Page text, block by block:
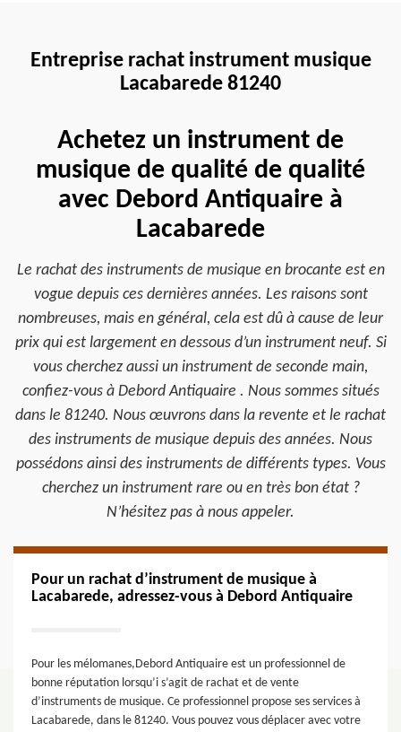
Entreprise rachat instrument musique
Lacabarede 81240
Achetez un instrument de
musique de qualité de qualité
avec Debord Antiquaire à
Lacabarede
Le rachat des instruments de musique en brocante est en
vogue depuis ces dernières années. Les raisons sont
nombreuses, mais en général, cela est dû à cause de leur
prix qui est largement en dessous d’un instrument neuf. Si
vous cherchez aussi un instrument de seconde main,
confiez-vous à Debord Antiquaire . Nous sommes situés
dans le 81240. Nous œuvrons dans la revente et le rachat
des instruments de musique depuis des années. Nous
possédons ainsi des instruments de différents types. Vous
cherchez un instrument rare ou en très bon état ?
N’hésitez pas à nous appeler.
Pour un rachat d’instrument de musique à
Lacabarede, adressez-vous à Debord Antiquaire
Pour les mélomanes,Debord Antiquaire est un professionnel de
bonne réputation lorsqu’i s’agit de rachat et de vente
d’instruments de musique. Ce professionnel propose ses services à
Lacabarede, dans le 81240. Vous pouvez vous déplacer avec votre